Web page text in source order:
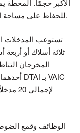
لتلك المستخدمة على لوحة طرفية TBAI الأكبر حجمًا.
المحطة
تكديس الألواح عموديًا على حاجز DIN للحفاظ على مساحة الخزانة.
تستوعب المدخلات
ثلاثة أسلاك أو
الوظائف وقمع